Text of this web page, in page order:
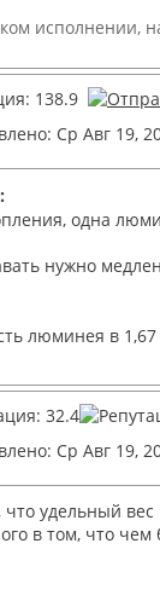
исполнении,
Ср Авг 19,
одна
нужно
люминея в
Ср Авг 19,
удельный
в том, что